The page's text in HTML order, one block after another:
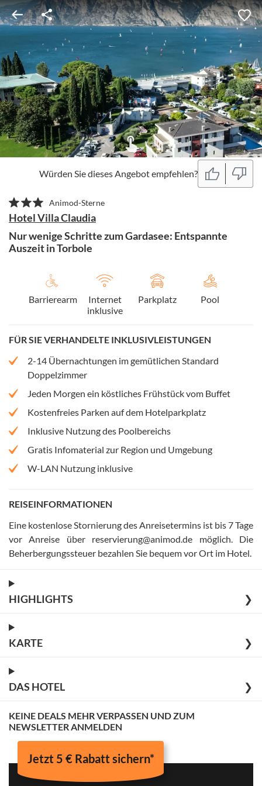
Würden Sie dieses Angebot empfehlen?
Animod-Sterne
Hotel Villa Claudia
Nur wenige Schritte zum Gardasee: Entspannte
Auszeit in Torbole
Barrierearm
Internet
inklusive
Parkplatz Pool
FÜR SIE VERHANDELTE INKLUSIVLEISTUNGEN
2-14 Übernachtungen im gemütlichen Standard
Doppelzimmer
Jeden Morgen ein köstliches Frühstück vom Buffet
Kostenfreies Parken auf dem Hotelparkplatz
Inklusive Nutzung des Poolbereichs
Gratis Infomaterial zur Region und Umgebung
W-LAN Nutzung inklusive
REISEINFORMATIONEN
Eine kostenlose Stornierung des Anreisetermins ist bis 7 Tage
vor Anreise über reservierung@animod.de möglich
Die
Beherbergungssteuer bezahlen Sie bequem vor Ort im Hotel
HIGHLIGHTS ❯
KARTE ❯
DAS HOTEL ❯
KEINE DEALS MEHR VERPASSEN UND ZUM
NEWSLETTER ANMELDEN
Jetzt 5 € Rabatt sichern*